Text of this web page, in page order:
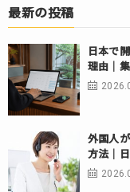
最新の投稿
日本で
理由｜
外国人
方法｜